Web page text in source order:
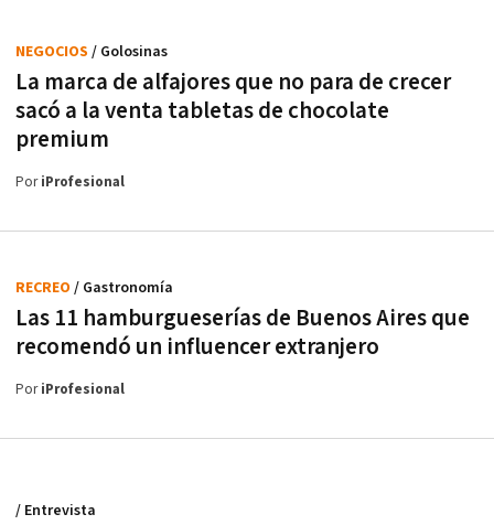
La marca de alfajores que no para de crecer
sacó a la venta tabletas de chocolate
premium
NEGOCIOS / Golosinas
PoriProfesional
Las 11 hamburgueserías de Buenos Aires que
recomendó un influencer extranjero
RECREO / Gastronomía
PoriProfesional
/ Entrevista